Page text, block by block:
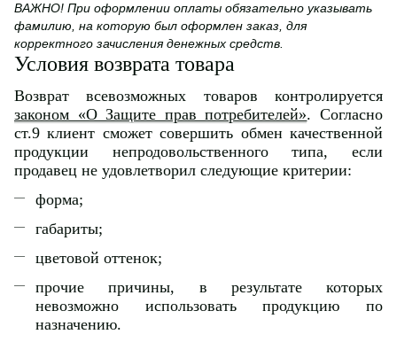
ВАЖНО! При оформлении оплаты обязательно указывать
фамилию, на которую был оформлен заказ, для
корректного зачисления денежных средств.
Условия возврата товара
Возврат всевозможных товаров контролируется
законом «О Защите прав потребителей». Согласно
ст.9 клиент сможет совершить обмен качественной
продукции непродовольственного типа, если
продавец не удовлетворил следующие критерии:
форма;
габариты;
цветовой оттенок;
прочие причины, в результате которых
невозможно использовать продукцию по
назначению.